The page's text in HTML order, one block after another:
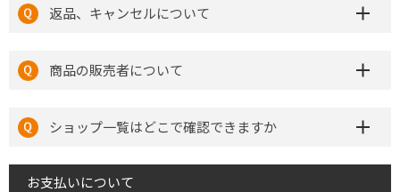
返品、キャンセルについて
商品の販売者について
ショップ一覧はどこで確認できますか
お支払いについて